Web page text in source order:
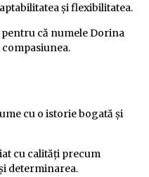
și flexibilitatea.
pentru că numele Dorina
compasiunea.
cu o istorie bogată și
cu calități precum
determinarea.